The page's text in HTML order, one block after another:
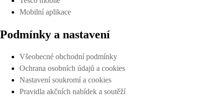
Mobilní aplikace
Podmínky a nastavení
Všeobecné obchodní podmínky
Ochrana osobních údajů a cookies
Nastavení soukromí a cookies
Pravidla akčních nabídek a soutěží